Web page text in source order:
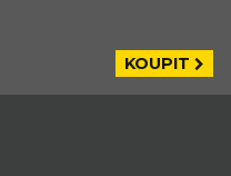
KOUPIT